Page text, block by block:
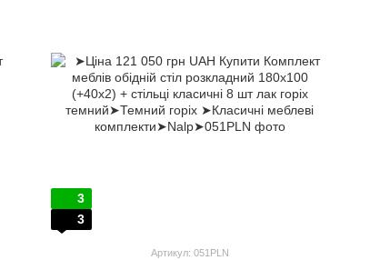
3
3
Артикул: 051PLN